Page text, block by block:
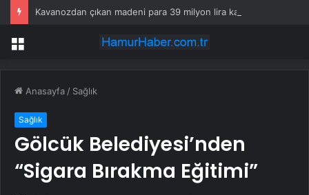
Kavanozdan çıkan madeni para 39 milyon lira kazandırdı
Menü
Anasayfa / Sağlık
Sağlık
Gölcük Belediyesi’nden
“Sigara Bırakma Eğitimi”